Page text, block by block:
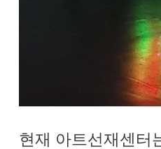
현재 아트선재센터